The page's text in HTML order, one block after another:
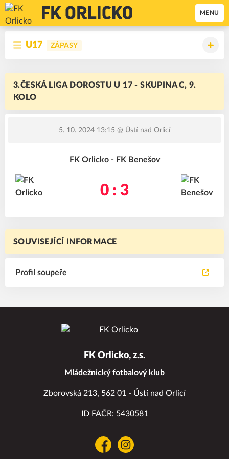
MENU
U17 ZÁPASY
3.ČESKÁ LIGA DOROSTU U 17 - SKUPINA C, 9.
KOLO
5. 10. 2024 13:15 @ Ústí nad Orlicí
FK Orlicko - FK Benešov
0 : 3
SOUVISEJÍCÍ INFORMACE
Profil soupeře
FK Orlicko, z.s.
Mládežnický fotbalový klub
Zborovská 213, 562 01 - Ústí nad Orlicí
ID FAČR: 5430581
FacebookInstagram